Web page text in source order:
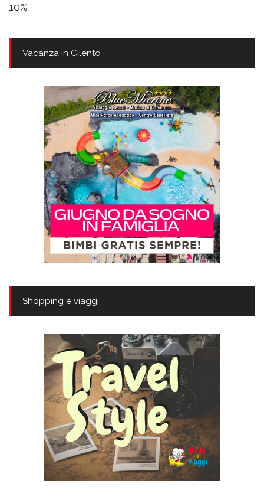
10%
Vacanza in Cilento
Shopping e viaggi